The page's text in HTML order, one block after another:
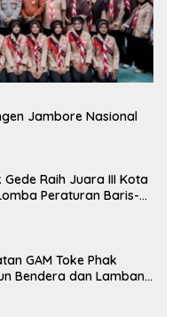
Jambore Nasional
Gede Raih Juara III Kota
Peraturan Baris-
GAM Toke Phak
Bendera dan Lambang